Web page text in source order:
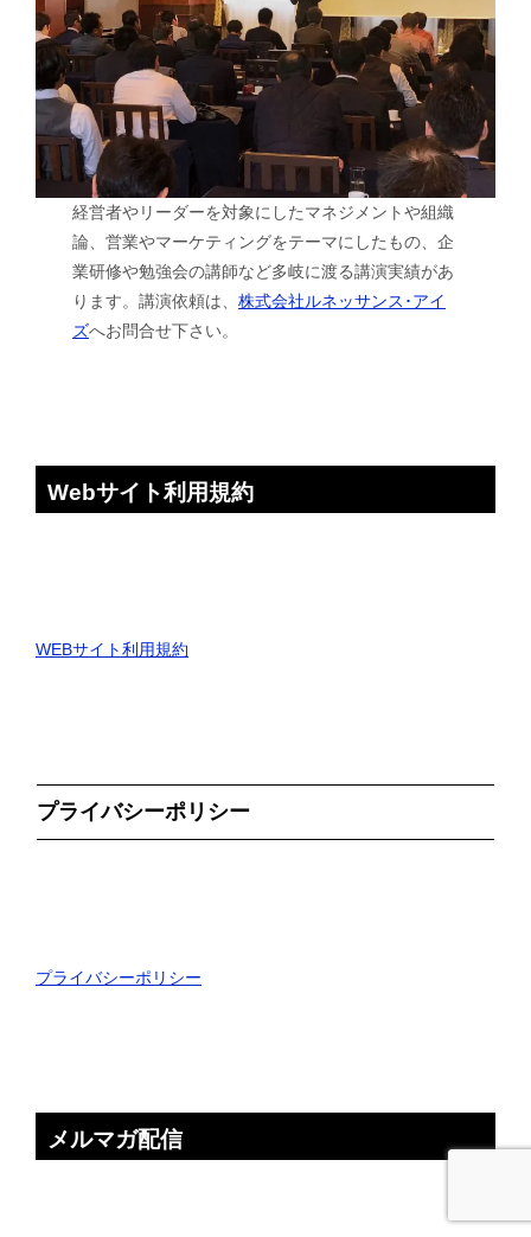
経営者やリーダーを対象にしたマネジメントや組織
論、営業やマーケティングをテーマにしたもの、企
業研修や勉強会の講師など多岐に渡る講演実績があ
ります。講演依頼は、株式会社ルネッサンス･アイ
ズへお問合せ下さい。
Webサイト利用規約
WEBサイト利用規約
プライバシーポリシー
プライバシーポリシー
メルマガ配信